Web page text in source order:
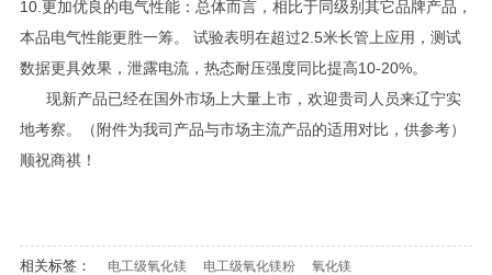
10.更加优良的电气性能：总体而言，相比于同级别其它品牌产品，
本品电气性能更胜一筹。 试验表明在超过2.5米长管上应用，测试
数据更具效果，泄露电流，热态耐压强度同比提高10-20%。
现新产品已经在国外市场上大量上市，欢迎贵司人员来辽宁实
地考察。（附件为我司产品与市场主流产品的适用对比，供参考）
顺祝商祺！
相关标签： 电工级氧化镁 电工级氧化镁粉 氧化镁